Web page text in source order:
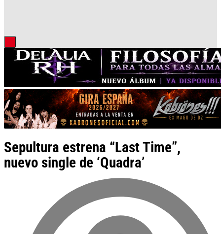
Sepultura estrena “Last Time”,
nuevo single de ‘Quadra’